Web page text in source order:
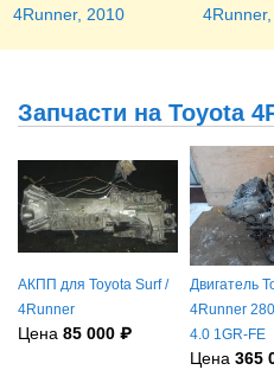
4Runner, 2010
Запчасти на Toyota
АКПП для Toyota Surf /
4Runner
Цена 85 000 ₽
Двигатель
4Runner
4.0 1GR-FE
Цена 365